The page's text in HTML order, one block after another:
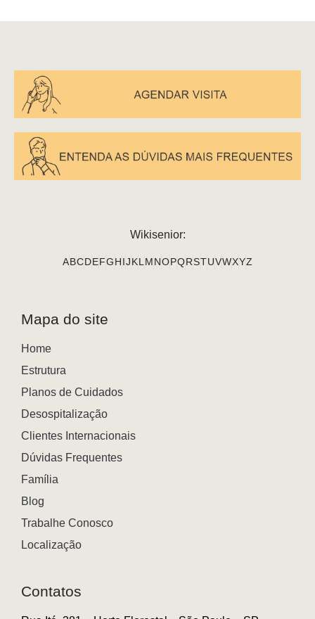
Wikisenior:
ABCDEFGHIJKLMNOPQRSTUVWXYZ
Mapa do site
Home
Estrutura
Planos de Cuidados
Desospitalização
Clientes Internacionais
Dúvidas Frequentes
Família
Blog
Trabalhe Conosco
Localização
Contatos